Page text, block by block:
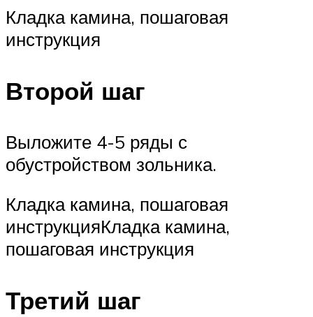
Кладка камина, пошаговая
инструкция
Второй шаг
Выложите 4-5 ряды с
обустройством зольника.
Кладка камина, пошаговая
инструкцияКладка камина,
пошаговая инструкция
Третий шаг